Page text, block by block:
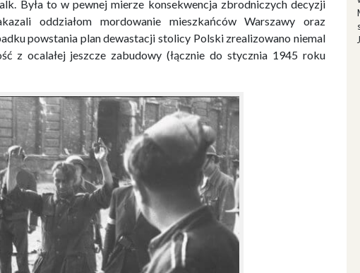
Była to w pewnej mierze konsekwencja zbrodniczych decyzji
oddziałom mordowanie mieszkańców Warszawy oraz
powstania plan dewastacji stolicy Polski zrealizowano niemal
z ocalałej jeszcze zabudowy (łącznie do stycznia 1945 roku